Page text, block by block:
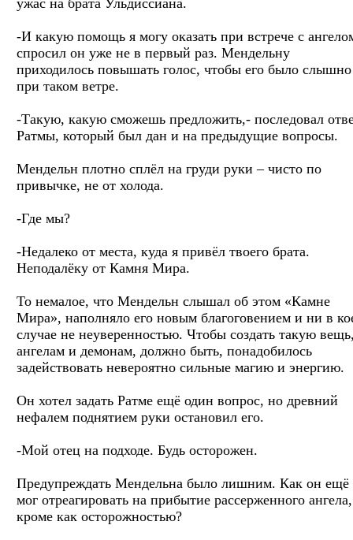
-И какую помощь я могу оказать при встрече с
спросил он уже не в первый раз. Мендельну
приходилось повышать голос, чтобы его было слышно
при таком ветре.
-Такую, какую сможешь предложить,- последовал
Ратмы, который был дан и на предыдущие вопросы.
Мендельн плотно сплёл на груди руки – чисто по
привычке, не от холода.
-Где мы?
-Недалеко от места, куда я привёл твоего брата.
Неподалёку от Камня Мира.
То немалое, что Мендельн слышал об этом «Камне
Мира», наполняло его новым благоговением и ни в
случае не неуверенностью. Чтобы создать такую
ангелам и демонам, должно быть, понадобилось
задействовать невероятно сильные магию и энергию.
Он хотел задать Ратме ещё один вопрос, но древний
нефалем поднятием руки остановил его.
-Мой отец на подходе. Будь осторожен.
Предупреждать Мендельна было лишним. Как он ещё
мог отреагировать на прибытие рассерженного ангела,
кроме как осторожностью?